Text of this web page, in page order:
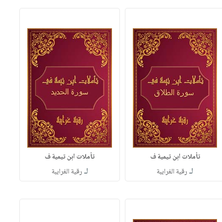
تأملات ابن تيمية ف
لـ رقية الغرايبة
تأملات ابن تيمية ف
لـ رقية الغرايبة